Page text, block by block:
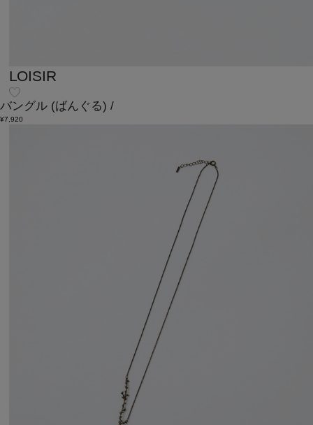
LOISIR
バングル (ばんぐる) /
¥7,920